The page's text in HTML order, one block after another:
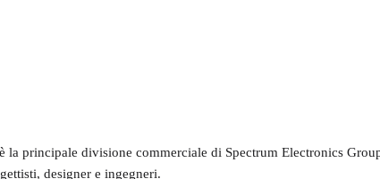
la principale divisione commerciale di Spectrum Electronics
designer e ingegneri.